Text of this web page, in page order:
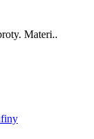
Materi..